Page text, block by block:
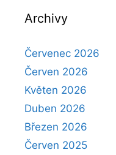
Archivy
Červenec 2026
Červen 2026
Květen 2026
Duben 2026
Březen 2026
Červen 2025